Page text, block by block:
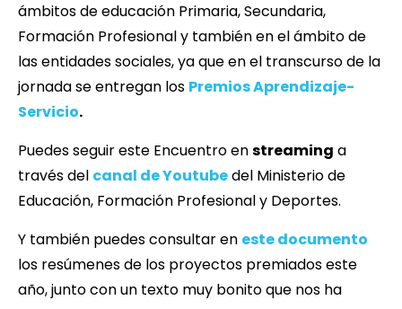
ámbitos de educación Primaria, Secundaria,
Formación Profesional y también en el ámbito de
las entidades sociales, ya que en el transcurso de la
jornada se entregan los Premios Aprendizaje-
Servicio.
Puedes seguir este Encuentro enstreaming a
través del canal de Youtubedel Ministerio de
Educación, Formación Profesional y Deportes.
Y también puedes consultar en este documento
los resúmenes de los proyectos premiados este
año, junto con un texto muy bonito que nos ha